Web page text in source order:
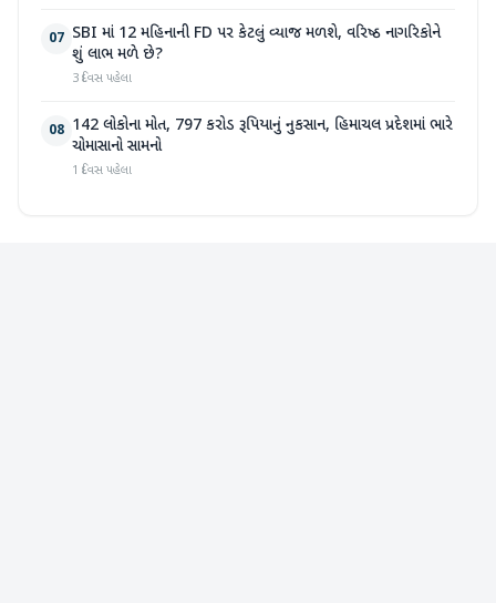
07 SBI માં 12 મહિનાની FD પર કેટલું વ્યાજ મળશે, વરિષ્ઠ નાગરિકોને
શું લાભ મળે છે?
3 દિવસ પહેલા
08 142 લોકોના મોત, 797 કરોડ રૂપિયાનું નુકસાન, હિમાચલ પ્રદેશમાં ભારે
ચોમાસાનો સામનો
1 દિવસ પહેલા